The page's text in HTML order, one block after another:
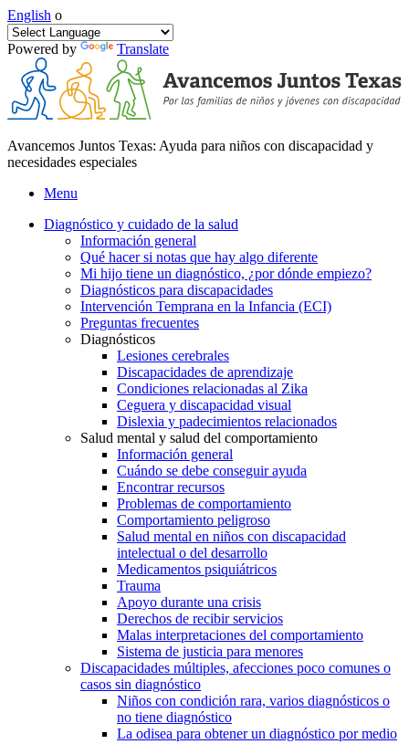
English o
Powered by Translate
Avancemos Juntos Texas: Ayuda para niños con discapacidad y
necesidades especiales
Menu
Diagnóstico y cuidado de la salud
Información general
Qué hacer si notas que hay algo diferente
Mi hijo tiene un diagnóstico, ¿por dónde empiezo?
Diagnósticos para discapacidades
Intervención Temprana en la Infancia (ECI)
Preguntas frecuentes
Diagnósticos
Lesiones cerebrales
Discapacidades de aprendizaje
Condiciones relacionadas al Zika
Ceguera y discapacidad visual
Dislexia y padecimientos relacionados
Salud mental y salud del comportamiento
Información general
Cuándo se debe conseguir ayuda
Encontrar recursos
Problemas de comportamiento
Comportamiento peligroso
Salud mental en niños con discapacidad
intelectual o del desarrollo
Medicamentos psiquiátricos
Trauma
Apoyo durante una crisis
Derechos de recibir servicios
Malas interpretaciones del comportamiento
Sistema de justicia para menores
Discapacidades múltiples, afecciones poco comunes o
casos sin diagnóstico
Niños con condición rara, varios diagnósticos o
no tiene diagnóstico
La odisea para obtener un diagnóstico por medio